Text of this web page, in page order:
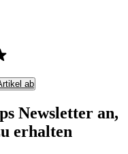
ab
Newsletter an,
erhalten